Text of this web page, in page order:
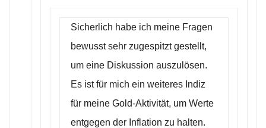
Sicherlich habe ich meine Fragen
bewusst sehr zugespitzt gestellt,
um eine Diskussion auszulösen.
Es ist für mich ein weiteres Indiz
für meine Gold-Aktivität, um Werte
entgegen der Inflation zu halten.